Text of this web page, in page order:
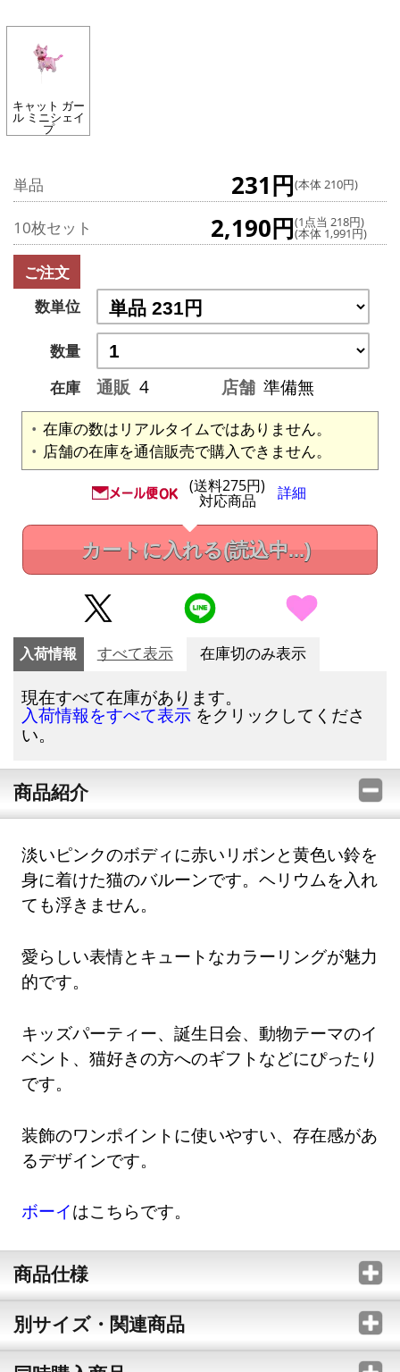
キャット ガー
ル ミニシェイ
プ
単品 231円(本体 210円)
10枚セット 2,190円(1点当 218円)
(本体 1,991円)
ご注文
数単位
数量
在庫
通販 4 店舗 準備無
在庫の数はリアルタイムではありません。
店舗の在庫を通信販売で購入できません。
(送料275円)
対応商品 詳細
カートに入れる(読込中...)
入荷情報 すべて表示 在庫切のみ表示
現在すべて在庫があります。
入荷情報をすべて表示 をクリックしてくださ
い。
商品紹介
淡いピンクのボディに赤いリボンと黄色い鈴を
身に着けた猫のバルーンです。ヘリウムを入れ
ても浮きません。
愛らしい表情とキュートなカラーリングが魅力
的です。
キッズパーティー、誕生日会、動物テーマのイ
ベント、猫好きの方へのギフトなどにぴったり
です。
装飾のワンポイントに使いやすい、存在感があ
るデザインです。
ボーイはこちらです。
商品仕様
別サイズ・関連商品